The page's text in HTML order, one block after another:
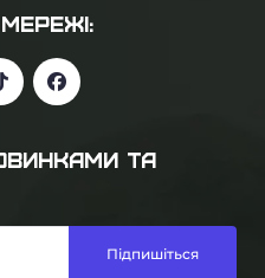
ТА
Підпишіться